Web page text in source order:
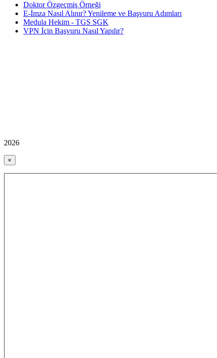
Doktor Özgeçmiş Örneği
E-İmza Nasıl Alınır? Yenileme ve Başvuru Adımları
Medula Hekim - TGS SGK
VPN İçin Başvuru Nasıl Yapılır?
2026
×